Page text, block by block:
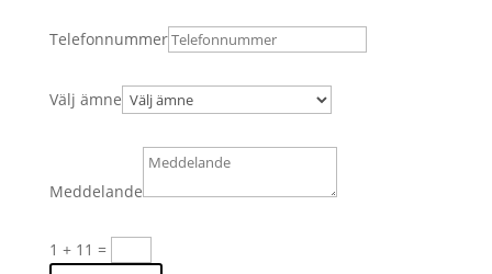
Telefonnummer
Välj ämne
Meddelande
1 + 11 =